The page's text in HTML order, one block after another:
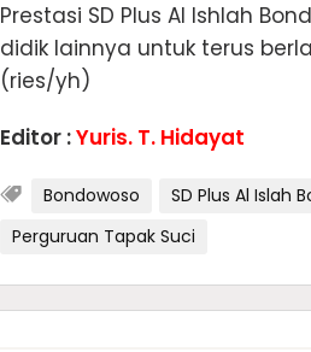
Prestasi SD Plus Al Ishlah
didik lainnya untuk terus
(ries/yh)
Editor :Yuris. T. Hidayat
Bondowoso SD Plus Al Islah
Perguruan Tapak Suci